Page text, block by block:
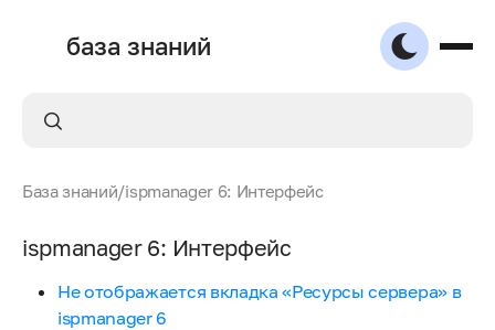
база знаний
База знаний/ispmanager 6: Интерфейс
ispmanager 6: Интерфейс
Не отображается вкладка «Ресурсы сервера» в
ispmanager 6